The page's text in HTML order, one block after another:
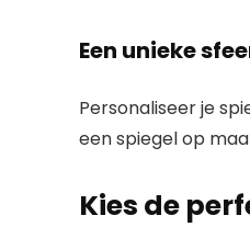
Een unieke
Personaliseer je
een spiegel op
Kies de